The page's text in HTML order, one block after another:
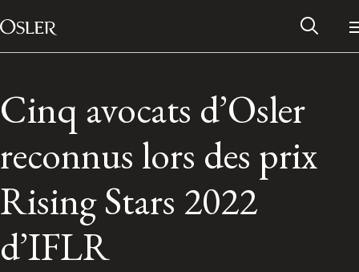
Passer au contenu
Main Navigation
Cinq avocats d’Osler
reconnus lors des prix
Rising Stars 2022
d’IFLR